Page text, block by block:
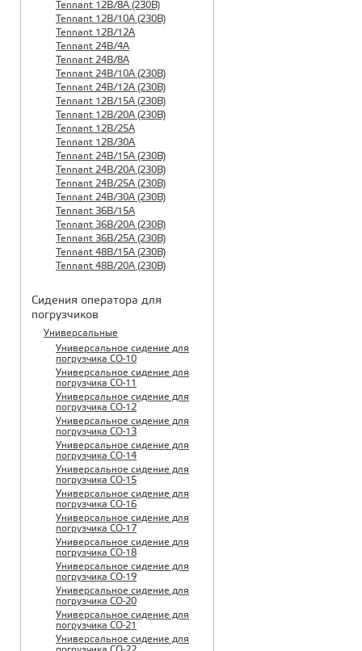
Tennant 12B/8A (230B)
Tennant 12B/10A (230B)
Tennant 12B/12A
Tennant 24B/4A
Tennant 24B/8A
Tennant 24B/10A (230B)
Tennant 24B/12A (230B)
Tennant 12B/15A (230B)
Tennant 12B/20A (230B)
Tennant 12B/25A
Tennant 12B/30A
Tennant 24B/15A (230B)
Tennant 24B/20A (230B)
Tennant 24B/25A (230B)
Tennant 24B/30A (230B)
Tennant 36B/15A
Tennant 36B/20A (230B)
Tennant 36B/25A (230B)
Tennant 48B/15A (230B)
Tennant 48B/20A (230B)
Сидения оператора для
погрузчиков
Универсальные
Универсальное сидение для
погрузчика CO-10
Универсальное сидение для
погрузчика CO-11
Универсальное сидение для
погрузчика CO-12
Универсальное сидение для
погрузчика CO-13
Универсальное сидение для
погрузчика CO-14
Универсальное сидение для
погрузчика CO-15
Универсальное сидение для
погрузчика CO-16
Универсальное сидение для
погрузчика CO-17
Универсальное сидение для
погрузчика CO-18
Универсальное сидение для
погрузчика CO-19
Универсальное сидение для
погрузчика CO-20
Универсальное сидение для
погрузчика CO-21
Универсальное сидение для